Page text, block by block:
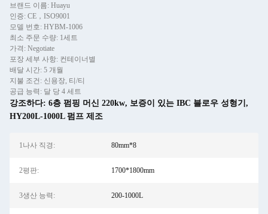
브랜드 이름: Huayu
인증: CE，ISO9001
모델 번호: HYBM-1006
최소 주문 수량: 1세트
가격: Negotiate
포장 세부 사항: 컨테이너별
배달 시간: 5 개월
지불 조건: 신용장, 티/티
공급 능력: 달 당 4 세트
강조하다: 6층 펌핑 머신 220kw, 보증이 있는 IBC 블로우 성형기 ,
HY200L-1000L 펌프 제조
1나사 직경: 80mm*8
2평판: 1700*1800mm
3생산 능력: 200-1000L